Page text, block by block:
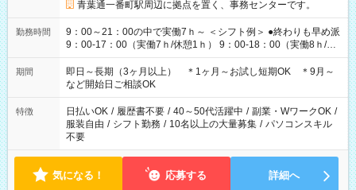
青葉通一番町駅周辺に拠点を置く、事務センターです。
勤務時間
9：00～21：00の中で実働7ｈ～ ＜シフト例＞ ●終わりも早め派
9：00-17：00（実働7ｈ/休憩1ｈ） 9：00-18：00（実働8ｈ/休
憩1ｈ） 10：00-19：00（実働8ｈ/休憩1ｈ） ●朝ゆっくり派
11：00-20：00（実働8ｈ/休憩1ｈ） 12：00-20：00（実働7ｈ/
休憩1ｈ） 12：00-21：00（実働8ｈ/休憩1ｈ） 13：00-22：
00（実働8ｈ/休憩1ｈ） ＊時間帯固定OK
期間
即日～長期（3ヶ月以上） ＊1ヶ月～お試し短期OK ＊9月～
など開始日ご相談OK
特徴 日払いOK / 履歴書不要 / 40～50代活躍中 / 副業・WワークOK /
服装自由 / シフト勤務 / 10名以上の大量募集 / パソコンスキル
不要
気になる！ 応募する 詳細へ